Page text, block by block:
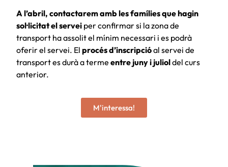
A l’abril, contactarem amb les famílies que hagin
sol·licitat el servei per confirmar si la zona de
transport ha assolit el mínim necessari i es podrà
oferir el servei. Elprocés d’inscripcióal servei de
transport es durà a termeentre juny i julioldel curs
anterior.
M'interessa!